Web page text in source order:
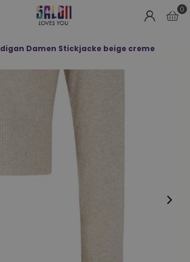
LOVES
YOU
;-)
0
Damen Stickjacke beige creme